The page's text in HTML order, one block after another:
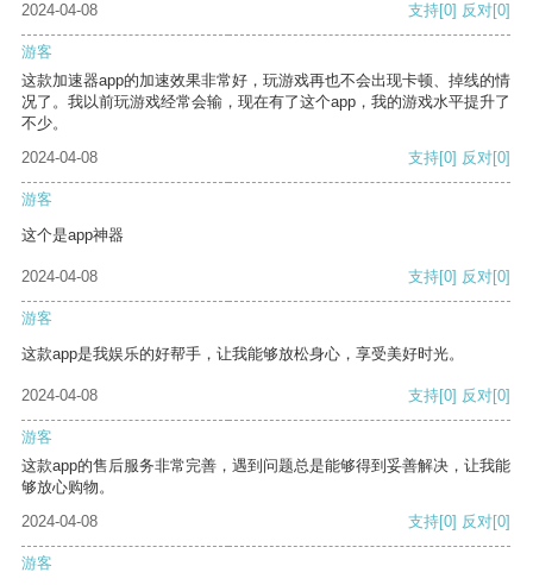
2024-04-08
支持[0] 反对[0]
游客
这款加速器app的加速效果非常好，玩游戏再也不会出现卡顿、掉线的情
况了。我以前玩游戏经常会输，现在有了这个app，我的游戏水平提升了
不少。
2024-04-08
支持[0] 反对[0]
游客
这个是app神器
2024-04-08 支持[0] 反对[0]
游客
这款app是我娱乐的好帮手，让我能够放松身心，享受美好时光。
2024-04-08 支持[0] 反对[0]
游客
这款app的售后服务非常完善，遇到问题总是能够得到妥善解决，让我能
够放心购物。
2024-04-08
支持[0] 反对[0]
游客